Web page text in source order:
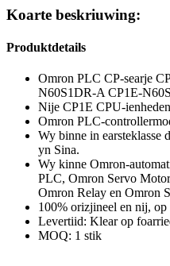
Koarte beskriuwing:
Produktdetails
Omron PLC CP-searje
N60S1DR-A CP1E-
Nije CP1E CPU-
Omron PLC-
Wy binne in earsteklasse
yn Sina.
Wy kinne Omron-
PLC, Omron Servo
Omron Relay en Omron
100% orizjineel en nij,
Levertiid: Klear op
MOQ: 1 stik